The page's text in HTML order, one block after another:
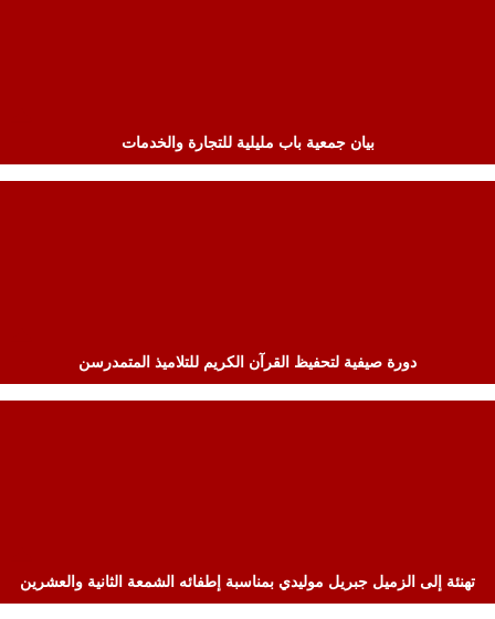
بيان جمعية باب مليلية للتجارة والخدمات
دورة صيفية لتحفيظ القرآن الكريم للتلاميذ المتمدرسن
تهنئة إلى الزميل جبريل موليدي بمناسبة إطفائه الشمعة الثانية والعشرين